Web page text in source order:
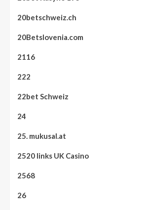
20betschweiz.ch
20Betslovenia.com
2116
222
22bet Schweiz
24
25. mukusal.at
2520 links UK Casino
2568
26